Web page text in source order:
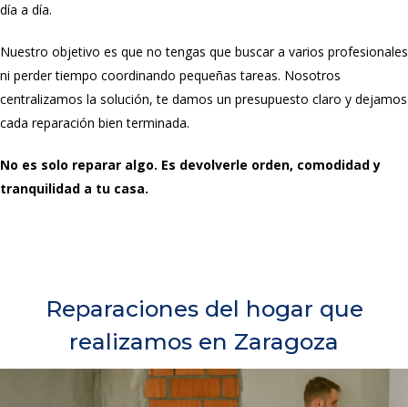
día a día.
Nuestro objetivo es que no tengas que buscar a varios profesionales
ni perder tiempo coordinando pequeñas tareas. Nosotros
centralizamos la solución, te damos un presupuesto claro y dejamos
cada reparación bien terminada.
No es solo reparar algo. Es devolverle orden, comodidad y
tranquilidad a tu casa.
Reparaciones del hogar que
realizamos en Zaragoza